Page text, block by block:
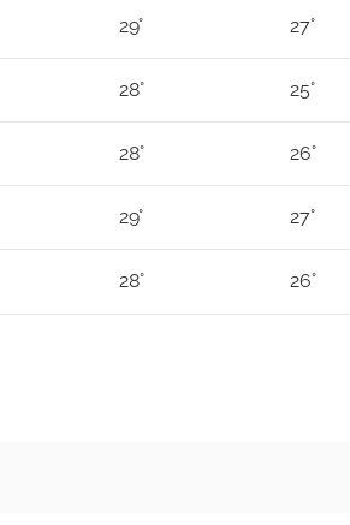
29° 27°
28° 25°
28° 26°
29° 27°
28° 26°